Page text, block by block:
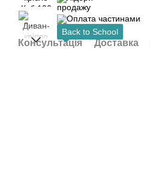
Back to School
Консультація Доставка